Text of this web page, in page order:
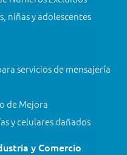
niñas y adolescentes
servicios de mensajería
de Mejora
y celulares dañados
y Comercio